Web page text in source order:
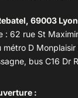
69003 Lyon
: 62 rue St
métro D Monplaisir
bus C16 Dr
: